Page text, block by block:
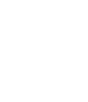
twarzą w
kafelki
warstwę